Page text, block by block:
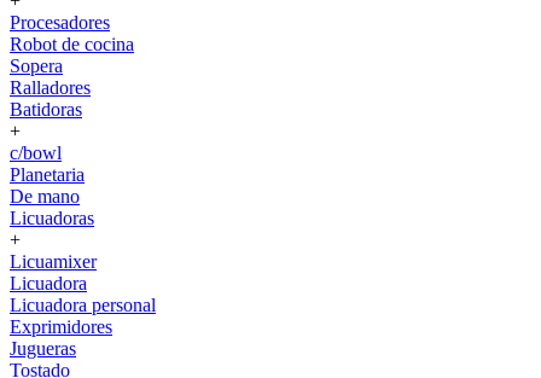
Procesadores
Robot de cocina
Sopera
Ralladores
Batidoras
+
c/bowl
Planetaria
De mano
Licuadoras
+
Licuamixer
Licuadora
Licuadora personal
Exprimidores
Jugueras
Tostado